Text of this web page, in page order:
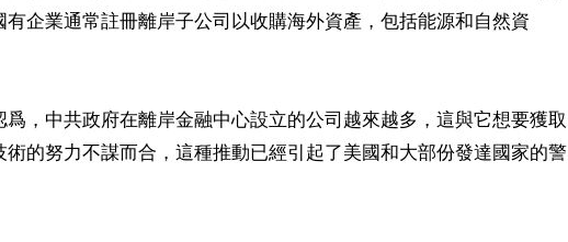
企業通常註冊離岸子公司以收購海外資產，包括能源和自然資
，中共政府在離岸金融中心設立的公司越來越多，這與它想要獲取
術的努力不謀而合，這種推動已經引起了美國和大部份發達國家的警